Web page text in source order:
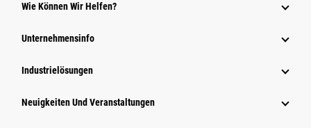
Wie Können Wir Helfen?
Unternehmensinfo
Industrielösungen
Neuigkeiten Und Veranstaltungen